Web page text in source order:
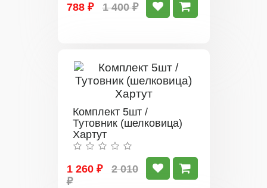
788 ₽ 1 400 ₽
Комплект 5шт /
Тутовник (шелковица)
Хартут
1 260 ₽
2 010
₽